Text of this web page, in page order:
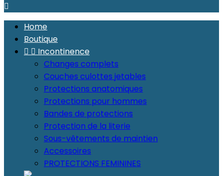

Home
Boutique
  Incontinence
Changes complets
Couches culottes jetables
Protections anatomiques
Protections pour hommes
Bandes de protections
Protection de la literie
Sous-vêtements de maintien
Accessoires
PROTECTIONS FEMININES